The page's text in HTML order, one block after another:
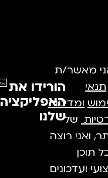
מאשר/ת
תנאי
ומדיניות
של
ואני רוצה
תוכן
ועדכונים
הורידו את
האפליקציה
שלנו